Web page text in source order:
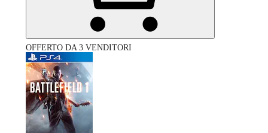
OFFERTO DA 3 VENDITORI